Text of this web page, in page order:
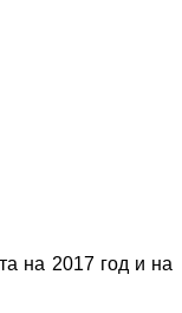
на 2017 год и на